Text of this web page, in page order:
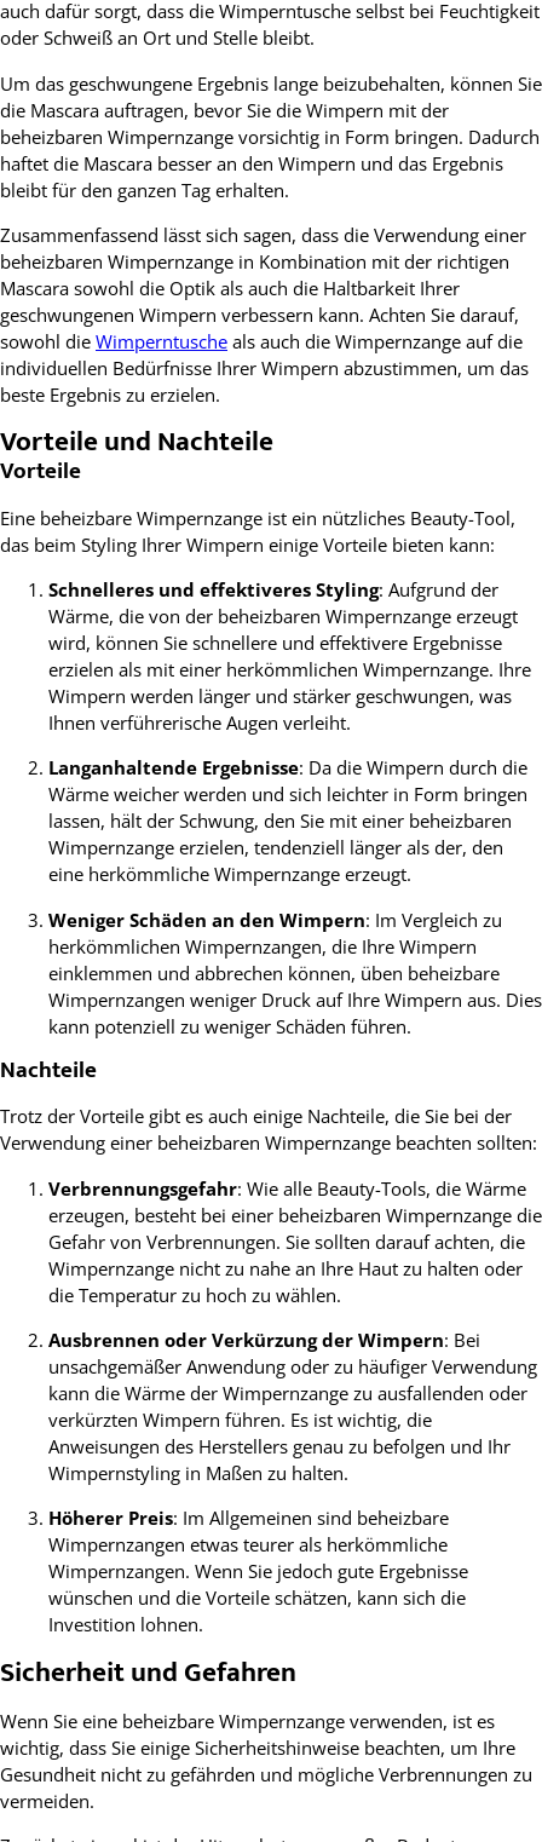
auch dafür sorgt, dass die Wimperntusche selbst bei Feuchtigkeit
oder Schweiß an Ort und Stelle bleibt.
Um das geschwungene Ergebnis lange beizubehalten, können Sie
die Mascara auftragen, bevor Sie die Wimpern mit der
beheizbaren Wimpernzange vorsichtig in Form bringen. Dadurch
haftet die Mascara besser an den Wimpern und das Ergebnis
bleibt für den ganzen Tag erhalten.
Zusammenfassend lässt sich sagen, dass die Verwendung einer
beheizbaren Wimpernzange in Kombination mit der richtigen
Mascara sowohl die Optik als auch die Haltbarkeit Ihrer
geschwungenen Wimpern verbessern kann. Achten Sie darauf,
sowohl die Wimperntusche als auch die Wimpernzange auf die
individuellen Bedürfnisse Ihrer Wimpern abzustimmen, um das
beste Ergebnis zu erzielen.
Vorteile und Nachteile
Vorteile
Eine beheizbare Wimpernzange ist ein nützliches Beauty-Tool,
das beim Styling Ihrer Wimpern einige Vorteile bieten kann:
Schnelleres und effektiveres Styling: Aufgrund der
Wärme, die von der beheizbaren Wimpernzange erzeugt
wird, können Sie schnellere und effektivere Ergebnisse
erzielen als mit einer herkömmlichen Wimpernzange. Ihre
Wimpern werden länger und stärker geschwungen, was
Ihnen verführerische Augen verleiht.
Langanhaltende Ergebnisse: Da die Wimpern durch die
Wärme weicher werden und sich leichter in Form bringen
lassen, hält der Schwung, den Sie mit einer beheizbaren
Wimpernzange erzielen, tendenziell länger als der, den
eine herkömmliche Wimpernzange erzeugt.
Weniger Schäden an den Wimpern: Im Vergleich zu
herkömmlichen Wimpernzangen, die Ihre Wimpern
einklemmen und abbrechen können, üben beheizbare
Wimpernzangen weniger Druck auf Ihre Wimpern aus. Dies
kann potenziell zu weniger Schäden führen.
Nachteile
Trotz der Vorteile gibt es auch einige Nachteile, die Sie bei der
Verwendung einer beheizbaren Wimpernzange beachten sollten:
Verbrennungsgefahr: Wie alle Beauty-Tools, die Wärme
erzeugen, besteht bei einer beheizbaren Wimpernzange die
Gefahr von Verbrennungen. Sie sollten darauf achten, die
Wimpernzange nicht zu nahe an Ihre Haut zu halten oder
die Temperatur zu hoch zu wählen.
Ausbrennen oder Verkürzung der Wimpern: Bei
unsachgemäßer Anwendung oder zu häufiger Verwendung
kann die Wärme der Wimpernzange zu ausfallenden oder
verkürzten Wimpern führen. Es ist wichtig, die
Anweisungen des Herstellers genau zu befolgen und Ihr
Wimpernstyling in Maßen zu halten.
Höherer Preis: Im Allgemeinen sind beheizbare
Wimpernzangen etwas teurer als herkömmliche
Wimpernzangen. Wenn Sie jedoch gute Ergebnisse
wünschen und die Vorteile schätzen, kann sich die
Investition lohnen.
Sicherheit und Gefahren
Wenn Sie eine beheizbare Wimpernzange verwenden, ist es
wichtig, dass Sie einige Sicherheitshinweise beachten, um Ihre
Gesundheit nicht zu gefährden und mögliche Verbrennungen zu
vermeiden.